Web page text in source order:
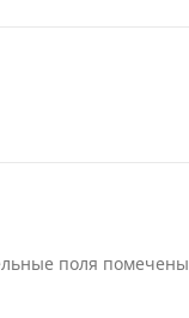
поля помечены